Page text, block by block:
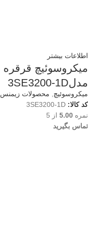
اطلاعات بیشتر
مدل3SE3200-1D
میکروسوئیچ محصولات زیمنس siemens
کد کالا: 3SE3200-1D
نمره 5.00 از 5
تماس بگیرید